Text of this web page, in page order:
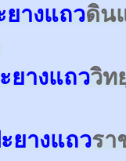
ยางแถวดิน
ยางแถววิท
ยางแถวรา